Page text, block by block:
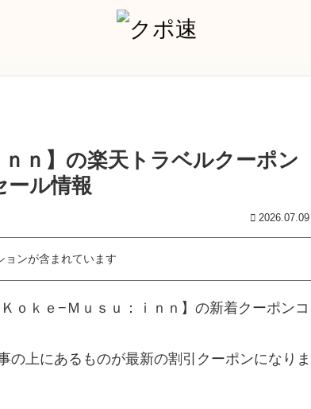
ｎｎ】の楽天トラベルクーポン
ール情報
2026.07.09
ンが含まれています
ｏｋｅ−Ｍｕｓｕ：ｉｎｎ】の新着クーポンコ
上にあるものが最新の割引クーポンになりま